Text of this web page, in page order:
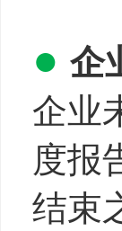
● 企
企业
度报
结束